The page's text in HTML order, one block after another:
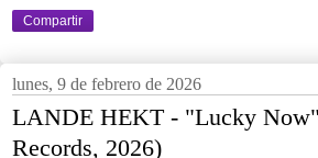
Compartir
lunes, 9 de febrero de 2026
LANDE HEKT - "Lucky Now"
Records, 2026)